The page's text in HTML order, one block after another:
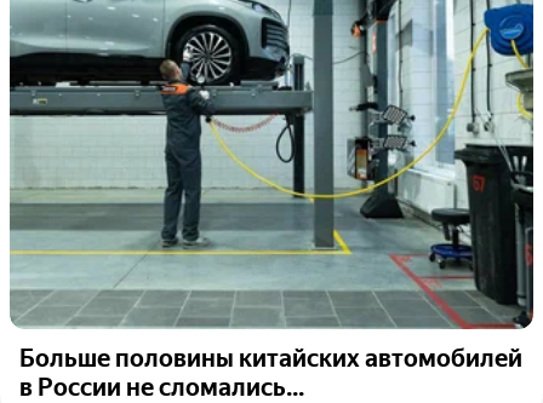
Больше половины китайских автомобилей
в России не сломались...